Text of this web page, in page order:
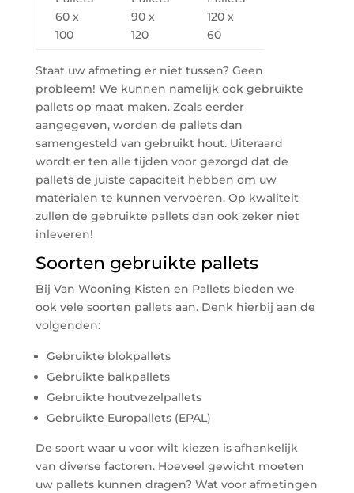
60 x
100
90 x
120
120 x
60
Staat uw afmeting er niet tussen? Geen
probleem! We kunnen namelijk ook gebruikte
pallets op maat maken. Zoals eerder
aangegeven, worden de pallets dan
samengesteld van gebruikt hout. Uiteraard
wordt er ten alle tijden voor gezorgd dat de
pallets de juiste capaciteit hebben om uw
materialen te kunnen vervoeren. Op kwaliteit
zullen de gebruikte pallets dan ook zeker niet
inleveren!
Soorten gebruikte pallets
Bij Van Wooning Kisten en Pallets bieden we
ook vele soorten pallets aan. Denk hierbij aan de
volgenden:
Gebruikte blokpallets
Gebruikte balkpallets
Gebruikte houtvezelpallets
Gebruikte Europallets (EPAL)
De soort waar u voor wilt kiezen is afhankelijk
van diverse factoren. Hoeveel gewicht moeten
uw pallets kunnen dragen? Wat voor afmetingen